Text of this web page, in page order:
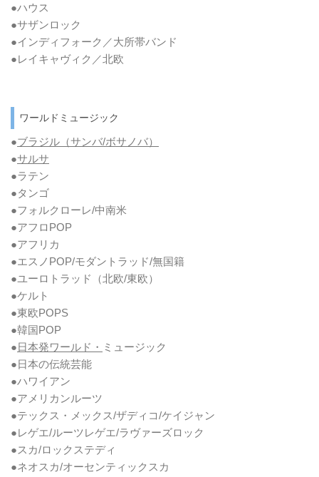
●ハウス
●サザンロック
●インディフォーク／大所帯バンド
●レイキャヴィク／北欧
ワールドミュージック
●ブラジル（サンバ/ボサノバ）
●サルサ
●ラテン
●タンゴ
●フォルクローレ/中南米
●アフロPOP
●アフリカ
●エスノPOP/モダントラッド/無国籍
●ユーロトラッド（北欧/東欧）
●ケルト
●東欧POPS
●韓国POP
●日本発ワールド・ ミュージック
●日本の伝統芸能
●ハワイアン
●アメリカンルーツ
●テックス・メックス/ザディコ/ケイジャン
●レゲエ/ルーツレゲエ/ラヴァーズロック
●スカ/ロックステディ
●ネオスカ/オーセンティックスカ